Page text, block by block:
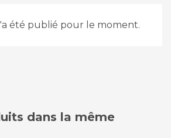
été publié pour le moment.
dans la même